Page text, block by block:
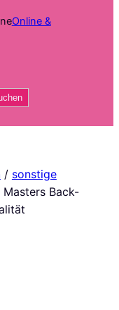
Online &
/ sonstige
Back-